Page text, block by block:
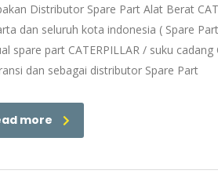
Distributor Spare Part Alat Berat
dan seluruh kota indonesia ( Spare
spare part CATERPILLAR / suku
dan sebagai distributor Spare Part
more